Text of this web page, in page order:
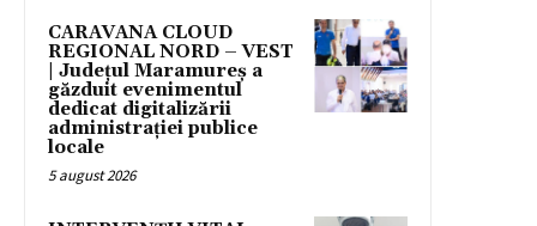
CARAVANA CLOUD
REGIONAL NORD – VEST
| Județul Maramureș a
găzduit evenimentul
dedicat digitalizării
administrației publice
locale
5 august 2026